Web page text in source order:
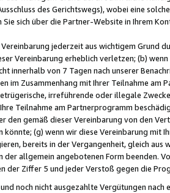
des Gerichtswegs), wobei eine
Sie sich über die Partner-Website in Ihrem
jederzeit aus wichtigem Grund
Vereinbarung erheblich verletzen; (b)
innerhalb von 7 Tagen nach unserer
im Zusammenhang mit Ihrer Teilnahme am
irreführende oder illegale
Teilnahme am Partnerprogramm
den gemäß dieser Vereinbarung von den
(g) wenn wir diese Vereinbarung mit
bereits in der Vergangenheit, gleich
der allgemein angebotenen Form beenden.
der Ziffer 5 und jeder Verstoß gegen die
noch nicht ausgezahlte Vergütungen